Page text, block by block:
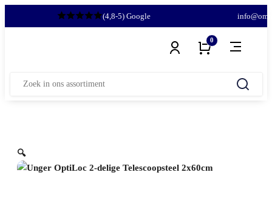
(4,8-5) Google +31
0
Zoeken
🔍